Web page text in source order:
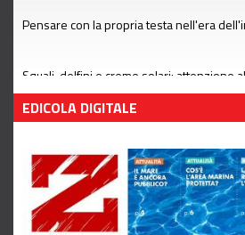
Pensare con la propria testa nell'era
Squali, delfini e creme solari: attenzione
EDICOLA DIGITALE